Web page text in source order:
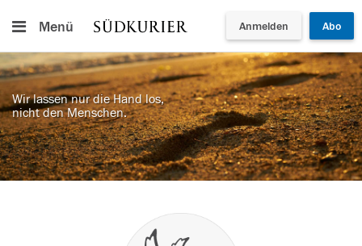
Menü Anmelden Abo
Wir lassen nur die Hand los,
nicht den Menschen.